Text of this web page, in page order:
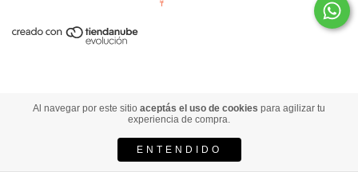
Al navegar por este sitio aceptás el uso de cookies para agilizar tu
experiencia de compra.
ENTENDIDO